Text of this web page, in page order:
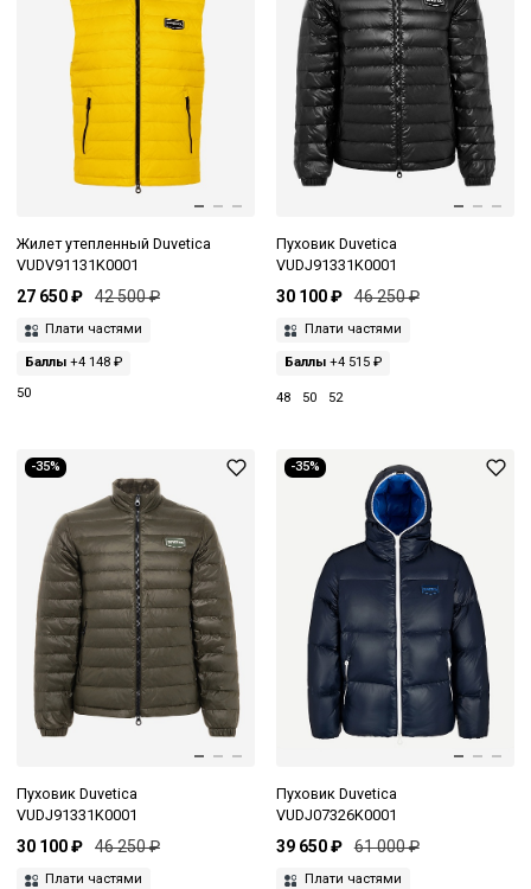
Жилет утепленный Duvetica
VUDV91131K0001
27 650 ₽ 42 500 ₽
Плати частями
Баллы +4 148 ₽
50
Пуховик Duvetica
VUDJ91331K0001
30 100 ₽ 46 250 ₽
Плати частями
Баллы+4 515 ₽
48 50 52
-35%
Пуховик Duvetica
VUDJ91331K0001
30 100 ₽ 46 250 ₽
Плати частями
-35%
Пуховик Duvetica
VUDJ07326K0001
39 650 ₽ 61 000 ₽
Плати частями